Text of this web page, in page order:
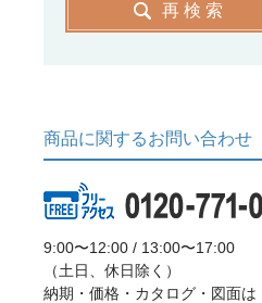
再検索
商品に関するお問い合わせ
9:00〜12:00 / 13:00〜17:00
（土日、休日除く）
納期・価格・カタログ・図面は